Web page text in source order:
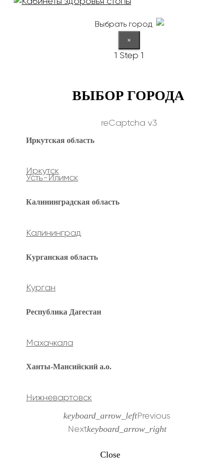
Выбрать город
×
1 Step 1
ВЫБОР ГОРОДА
reCaptcha v3
Иркутская область
Иркутск
Усть-Илимск
Калининградская область
Калининград
Курганская область
Курган
Республика Дагестан
Махачкала
Ханты-Мансийский а.о.
Нижневартовск
keyboard_arrow_leftPrevious
Nextkeyboard_arrow_right
Close